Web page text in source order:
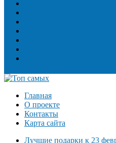
Главная
О проекте
Контакты
Карта сайта
Лучшие подарки к 23